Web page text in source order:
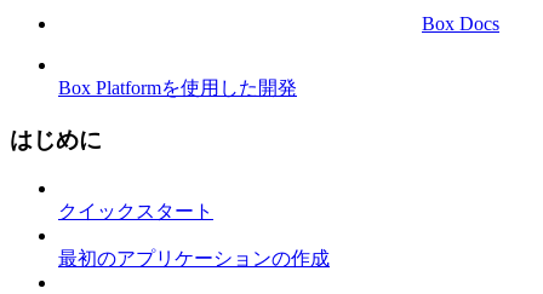
Box Docs
Box Platformを使用した開発
はじめに
クイックスタート
最初のアプリケーションの作成